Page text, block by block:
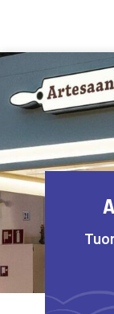
Siirry sisältöön